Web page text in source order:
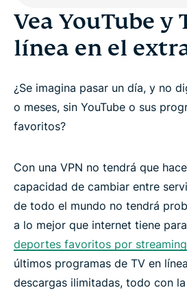
Vea YouTube y
línea en el
¿Se imagina pasar un día, y no
o meses, sin YouTube o sus
favoritos?
Con una VPN no tendrá que
capacidad de cambiar entre
de todo el mundo no tendrá
a lo mejor que internet tiene
deportes favoritos por streaming
últimos programas de TV en
descargas ilimitadas, todo con